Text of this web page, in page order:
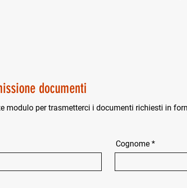
documenti
modulo per trasmetterci i documenti richiesti in
Cognome